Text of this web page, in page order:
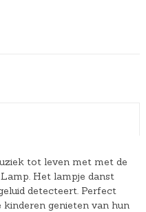
tot leven met met de
Het lampje danst
detecteert. Perfect
genieten van hun